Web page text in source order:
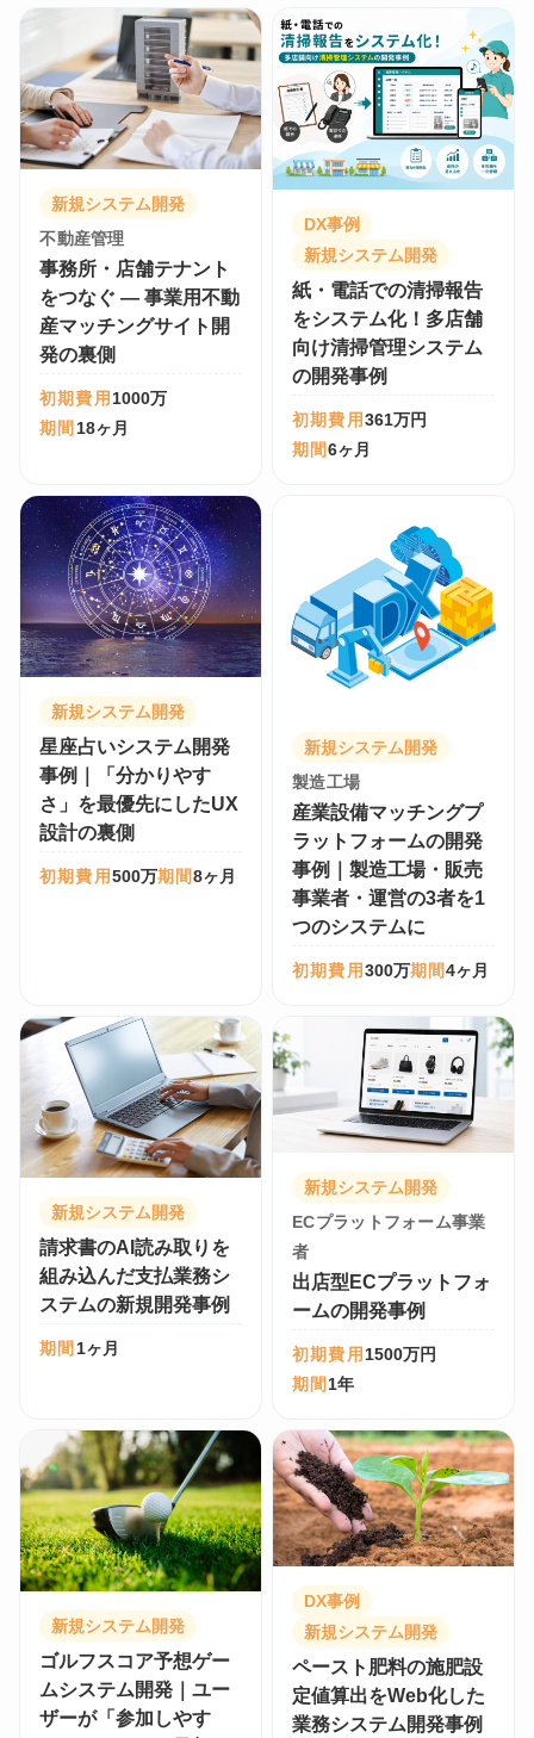
新規システム開発
不動産管理
事務所・店舗テナント
をつなぐ ― 事業用不動
産マッチングサイト開
発の裏側
初期費用 1000万
期間 18ヶ月
DX事例
新規システム開発
紙・電話での清掃報告
をシステム化！多店舗
向け清掃管理システム
の開発事例
初期費用361万円
期間6ヶ月
新規システム開発
星座占いシステム開発
事例｜「分かりやす
さ」を最優先にしたUX
設計の裏側
初期費用500万期間8ヶ月
新規システム開発
製造工場
産業設備マッチングプ
ラットフォームの開発
事例｜製造工場・販売
事業者・運営の3者を1
つのシステムに
初期費用300万期間4ヶ月
新規システム開発
請求書のAI読み取りを
組み込んだ支払業務シ
ステムの新規開発事例
期間 1ヶ月
新規システム開発
ECプラットフォーム事業
者
出店型ECプラットフォ
ームの開発事例
初期費用 1500万円
期間 1年
新規システム開発
ゴルフスコア予想ゲー
ムシステム開発｜ユー
ザーが「参加しやす
DX事例
新規システム開発
ペースト肥料の施肥設
定値算出をWeb化した
業務システム開発事例